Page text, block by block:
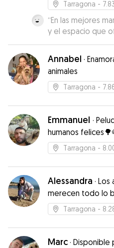
Tarragona -
“En las mejores
y el espacio que
pequeños… Pupi
total en ella ❤️.
informados en
Annabel ·
animales
Tarragona -
Emmanuel ·
humanos
Tarragona -
Alessandra · Los
merecen todo lo
Tarragona -
Marc · Disponible